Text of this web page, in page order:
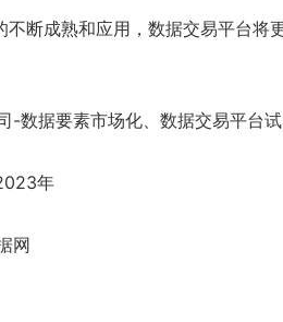
不断成熟和应用，数据交易平台
-数据要素市场化、数据交易平台
年
网